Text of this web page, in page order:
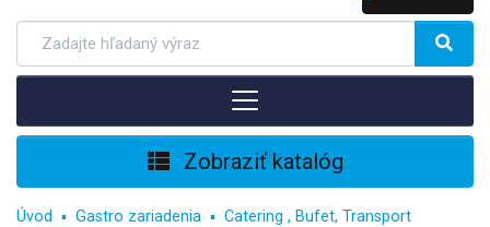
Zobraziť katalóg
Úvod Gastro zariadenia
Catering , Bufet, Transport